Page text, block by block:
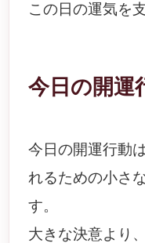
この日の運気を
今日の開運
今日の開運行動
れるための小さ
す。
大きな決意より